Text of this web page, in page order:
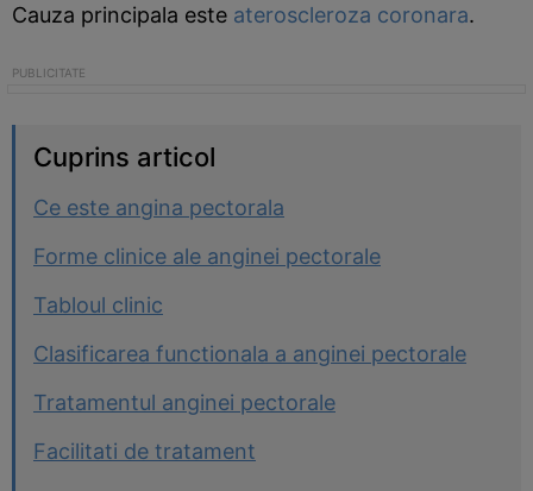
Cauza principala este ateroscleroza coronara.
Cuprins articol
Ce este angina pectorala
Forme clinice ale anginei pectorale
Tabloul clinic
Clasificarea functionala a anginei pectorale
Tratamentul anginei pectorale
Facilitati de tratament